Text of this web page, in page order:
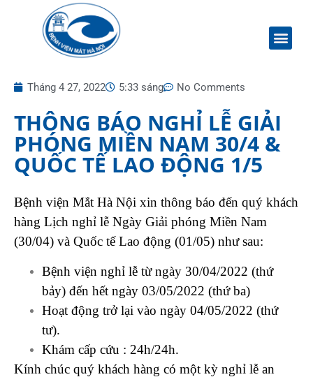
Tháng 4 27, 2022 5:33 sáng No Comments
THÔNG BÁO NGHỈ LỄ GIẢI
PHÓNG MIỀN NAM 30/4 &
QUỐC TẾ LAO ĐỘNG 1/5
Bệnh viện Mắt Hà Nội xin thông báo đến quý khách
hàng Lịch nghỉ lễ Ngày Giải phóng Miền Nam
(30/04) và Quốc tế Lao động (01/05) như sau:
Bệnh viện nghỉ lễ từ ngày 30/04/2022 (thứ
bảy) đến hết ngày 03/05/2022 (thứ ba)
Hoạt động trở lại vào ngày 04/05/2022 (thứ
tư).
Khám cấp cứu : 24h/24h.
Kính chúc quý khách hàng có một kỳ nghỉ lễ an